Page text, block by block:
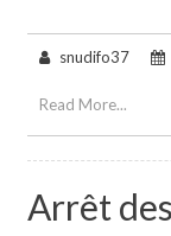
snudifo37
Read More...
Arrêt